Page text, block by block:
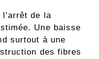
de la
Une baisse
surtout à une
des fibres